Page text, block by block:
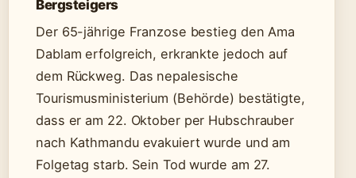
Bergsteigers
Der 65-jährige Franzose bestieg den Ama
Dablam erfolgreich, erkrankte jedoch auf
dem Rückweg. Das nepalesische
Tourismusministerium (Behörde) bestätigte,
dass er am 22. Oktober per Hubschrauber
nach Kathmandu evakuiert wurde und am
Folgetag starb. Sein Tod wurde am 27.